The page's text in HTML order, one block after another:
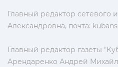
Главный редактор сетевого
Александровна, почта:
Главный редактор газеты
Арендаренко Андрей